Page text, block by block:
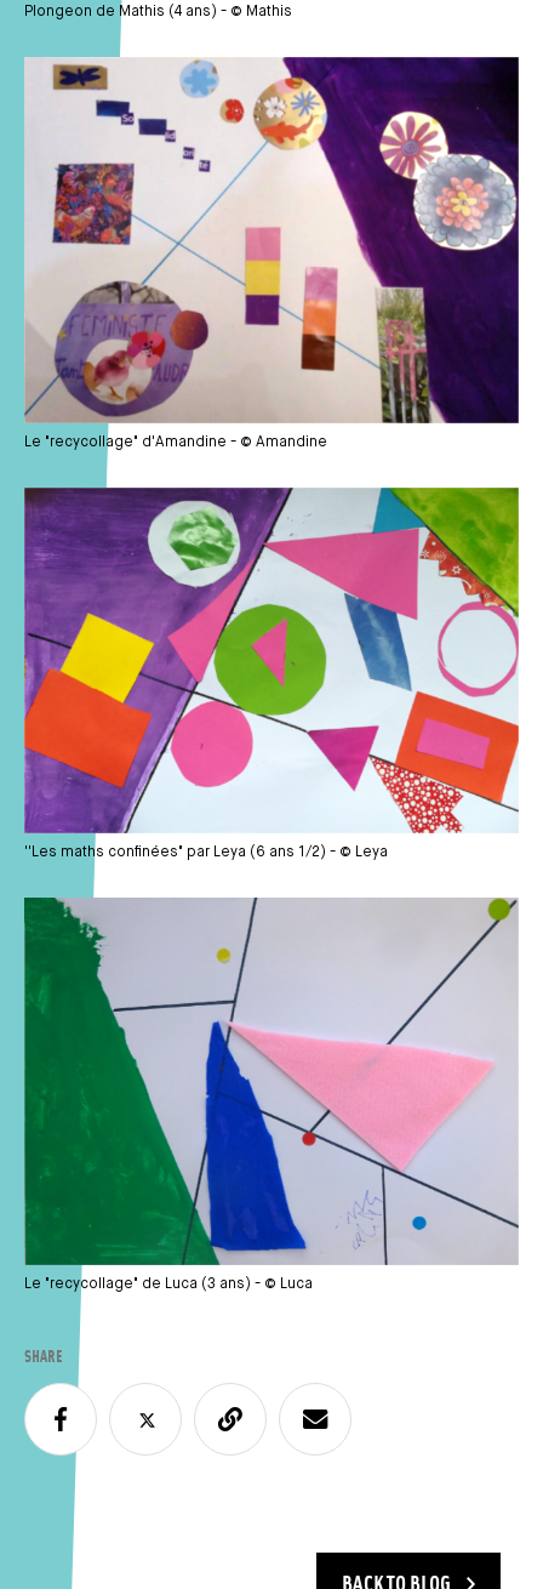
Plongeon de Mathis (4 ans) - © Mathis
Média
Le "recycollage" d'Amandine - © Amandine
Média
''Les maths confinées" par Leya (6 ans 1/2) - © Leya
Média
Le "recycollage" de Luca (3 ans) - © Luca
SHARE
BACK TO BLOG